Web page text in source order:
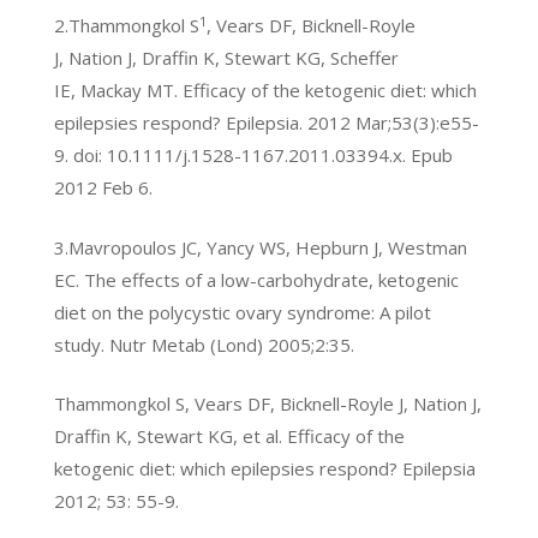
2.Thammongkol S1 , Vears DF, Bicknell-Royle
J, Nation J, Draffin K, Stewart KG, Scheffer
IE, Mackay MT. Efficacy of the ketogenic diet: which
epilepsies respond? Epilepsia. 2012 Mar;53(3):e55-
9. doi: 10.1111/j.1528-1167.2011.03394.x. Epub
2012 Feb 6.
3.Mavropoulos JC, Yancy WS, Hepburn J, Westman
EC. The effects of a low-carbohydrate, ketogenic
diet on the polycystic ovary syndrome: A pilot
study. Nutr Metab (Lond) 2005;2:35.
Thammongkol S, Vears DF, Bicknell-Royle J, Nation J,
Draffin K, Stewart KG, et al. Efficacy of the
ketogenic diet: which epilepsies respond? Epilepsia
2012; 53: 55-9.